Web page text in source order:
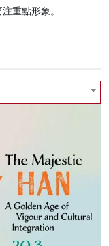
重點形象。